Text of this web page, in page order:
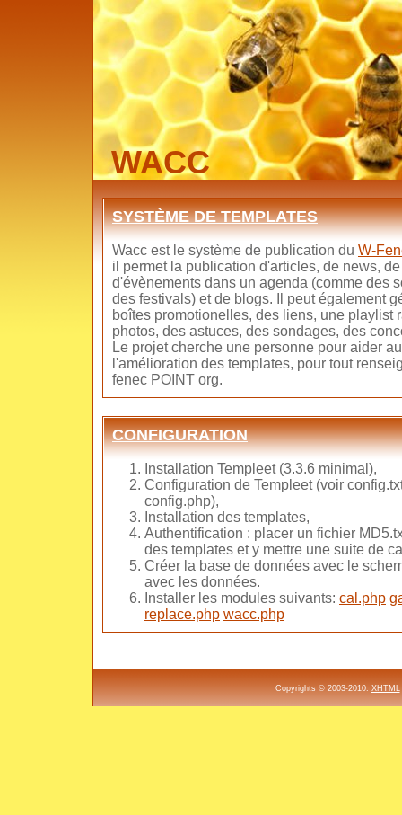
WACC
SYSTÈME DE TEMPLATES
Wacc est le système de publication du W-
il permet la publication d'articles, de news,
d'évènements dans un agenda (comme des
des festivals) et de blogs. Il peut également
boîtes promotionelles, des liens, une playlist
photos, des astuces, des sondages, des
Le projet cherche une personne pour aider
l'amélioration des templates, pour tout
fenec POINT org.
CONFIGURATION
Installation Templeet (3.3.6 minimal),
Configuration de Templeet (voir
config.php),
Installation des templates,
Authentification : placer un fichier
des templates et y mettre une suite de
Créer la base de données avec le
avec les données.
Installer les modules suivants: cal.php
replace.php wacc.php
Copyrights © 2003-2010. XHTML